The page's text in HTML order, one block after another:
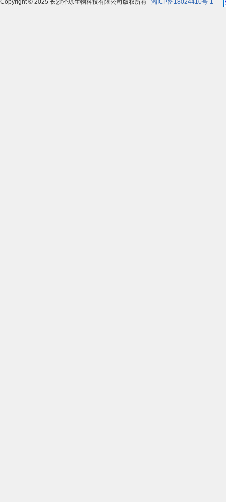
Copyright © 2025 长沙泽琼生物科技有限公司版权所有 湘ICP备18024410号-1